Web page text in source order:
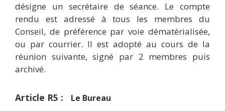
désigne un secrétaire de séance. Le compte
rendu est adressé à tous les membres du
Conseil, de préférence par voie dématérialisée,
ou par courrier. Il est adopté au cours de la
réunion suivante, signé par 2 membres puis
archivé.
Article R5 : Le Bureau